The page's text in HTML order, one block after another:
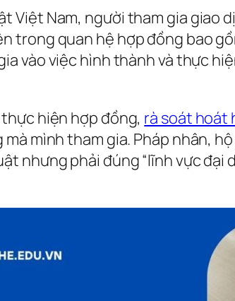
Việt Nam, người tham gia giao
trong quan hệ hợp đồng bao
vào việc hình thành và thực
hiện hợp đồng, rà soát hoát
mình tham gia. Pháp nhân,
nhưng phải đúng “lĩnh vực đại